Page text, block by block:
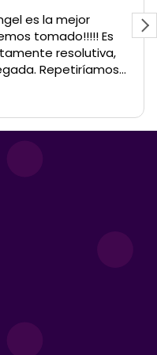
es la mejor
tomado!!!!! Es
resolutiva,
Repetiríamos